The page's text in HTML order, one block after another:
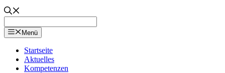
Menü
Startseite
Aktuelles
Kompetenzen